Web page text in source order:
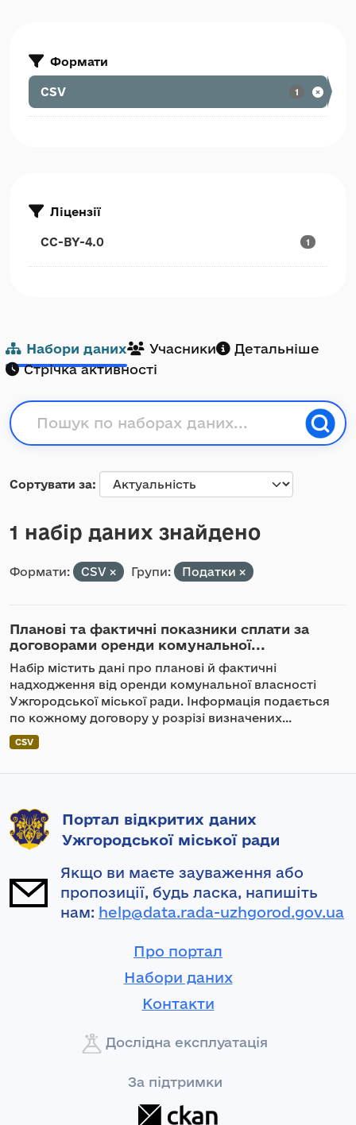
Формати
CSV 1
Ліцензії
CC-BY-4.0 1
Набори даних Учасники
Детальніше
Стрічка активності
Сортувати за
1 набір даних знайдено
Формати: CSV Групи: Податки
Планові та фактичні показники сплати за
договорами оренди комунальної...
Набір містить дані про планові й фактичні
надходження від оренди комунальної власності
Ужгородської міської ради. Інформація подається
по кожному договору у розрізі визначених...
CSV
Портал відкритих даних
Ужгородської міської ради
Якщо ви маєте зауваження або
пропозиції, будь ласка, напишіть
нам: help@data.rada-uzhgorod.gov.ua
Про портал
Набори даних
Контакти
Дослідна експлуатація
За підтримки